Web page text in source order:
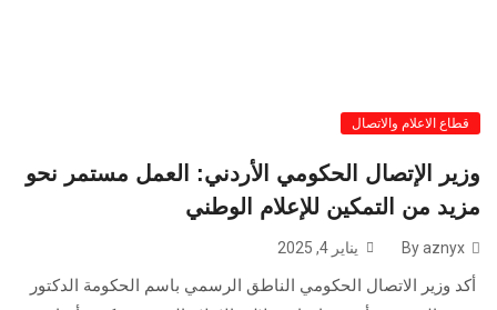
قطاع الاعلام والاتصال
وزير الإتصال الحكومي الأردني: العمل مستمر نحو
مزيد من التمكين للإعلام الوطني
يناير 4, 2025
أكد وزير الاتصال الحكومي الناطق الرسمي باسم الحكومة الدكتور